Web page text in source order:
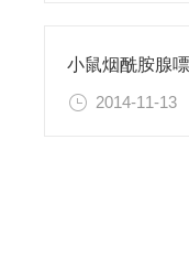
2014-11-13